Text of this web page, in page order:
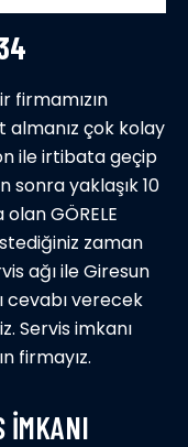
firmamızın
almanız çok kolay
ile irtibata geçip
sonra yaklaşık 10
GÖRELE
zaman
ağı ile Giresun
cevabı verecek
Servis imkanı
firmayız.
İMKANI